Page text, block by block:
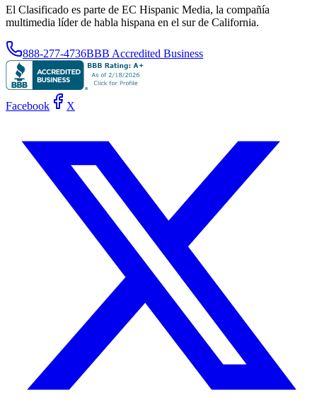
El Clasificado es parte de EC Hispanic Media, la compañía
multimedia líder de habla hispana en el sur de California.
888-277-4736BBB Accredited Business
Facebook X